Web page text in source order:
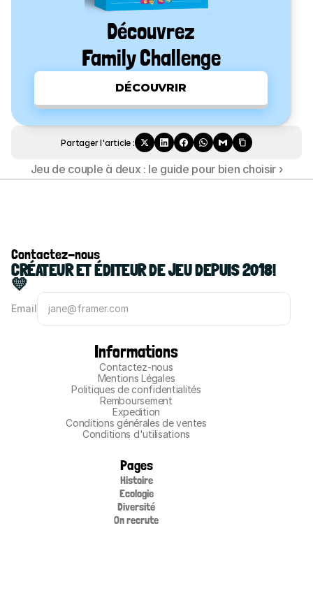
Découvrez
Family Challenge
DÉCOUVRIR
Partager l'article :
Jeu de couple à deux : le guide pour bien choisir ›
Contactez-nous
CRÉATEUR ET ÉDITEUR DE JEU DEPUIS 2018!
💛
Email
Informations
Contactez-nous
Mentions Légales
Politiques de confidentialités
Remboursement
Expedition
Conditions générales de ventes
Conditions d'utilisations
Pages
Ecologie
Histoire
Diversité
On recrute